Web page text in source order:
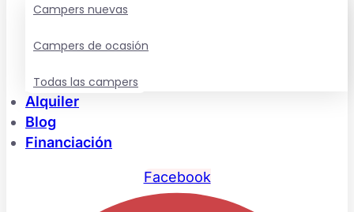
Campers nuevas
Campers de ocasión
Todas las campers
Alquiler
Blog
Financiación
Facebook